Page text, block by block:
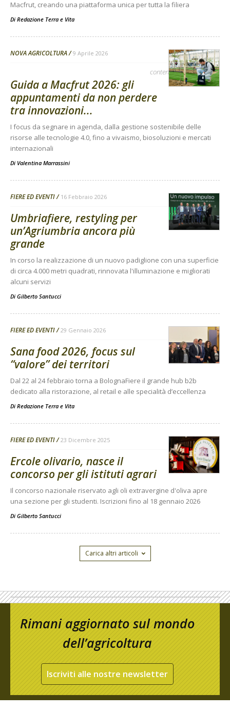
Macfrut, creando una piattaforma unica per tutta la filiera
Di Redazione Terra e Vita
NOVA AGRICOLTURA 9 Aprile 2026
contenuto sponsorizzato
Guida a Macfrut 2026: gli
appuntamenti da non perdere
tra innovazioni...
I focus da segnare in agenda, dalla gestione sostenibile delle
risorse alle tecnologie 4.0, fino a vivaismo, biosoluzioni e mercati
internazionali
Di Valentina Marrassini
FIERE ED EVENTI 16 Febbraio 2026
Umbriafiere, restyling per
un’Agriumbria ancora più
grande
In corso la realizzazione di un nuovo padiglione con una superficie
di circa 4.000 metri quadrati, rinnovata l'illuminazione e migliorati
alcuni servizi
Di Gilberto Santucci
FIERE ED EVENTI 29 Gennaio 2026
Sana food 2026, focus sul
“valore” dei territori
Dal 22 al 24 febbraio torna a BolognaFiere il grande hub b2b
dedicato alla ristorazione, al retail e alle specialità d’eccellenza
Di Redazione Terra e Vita
FIERE ED EVENTI 23 Dicembre 2025
Ercole olivario, nasce il
concorso per gli istituti agrari
Il concorso nazionale riservato agli oli extravergine d'oliva apre
una sezione per gli studenti. Iscrizioni fino al 18 gennaio 2026
Di Gilberto Santucci
Carica altri articoli
Rimani aggiornato sul mondo
dell’agricoltura
Iscriviti alle nostre newsletter